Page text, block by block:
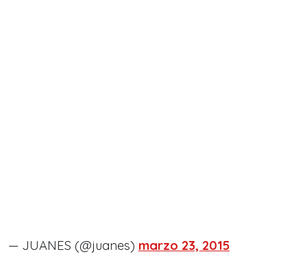
— JUANES (@juanes) marzo 23, 2015